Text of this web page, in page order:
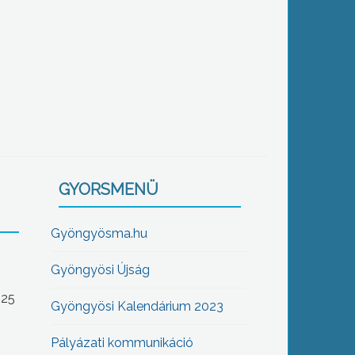
GYORSMENÜ
Gyöngyösma.hu
Gyöngyösi Újság
Gyöngyösi Kalendárium 2023
Pályázati kommunikáció